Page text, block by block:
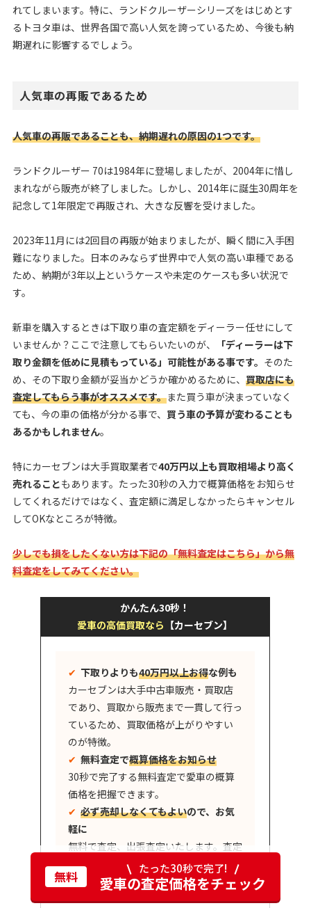
れてしまいます。特に、ランドクルーザーシリーズをはじめとす
るトヨタ車は、世界各国で高い人気を誇っているため、今後も納
期遅れに影響するでしょう。
人気車の再販であるため
人気車の再販であることも、納期遅れの原因の1つです。
ランドクルーザー 70は1984年に登場しましたが、2004年に惜し
まれながら販売が終了しました。しかし、2014年に誕生30周年を
記念して1年限定で再販され、大きな反響を受けました。
2023年11月には2回目の再販が始まりましたが、瞬く間に入手困
難になりました。日本のみならず世界中で人気の高い車種である
ため、納期が3年以上というケースや未定のケースも多い状況で
す。
新車を購入するときは下取り車の査定額をディーラー任せにして
いませんか？ここで注意してもらいたいのが、
「ディーラーは下
取り金額を低めに見積もっている」可能性がある事です。 そのた
め、その下取り金額が妥当かどうか確かめるために、 買取店にも
査定してもらう事がオススメです。また買う車が決まっていなく
ても、今の車の価格が分かる事で、 買う車の予算が変わることも
あるかもしれません。
特にカーセブンは大手買取業者で40万円以上も買取相場より高く
売れることもあります。たった30秒の入力で概算価格をお知らせ
してくれるだけではなく、査定額に満足しなかったらキャンセル
してOKなところが特徴。
少しでも損をしたくない方は下記の「無料査定はこちら」から無
料査定をしてみてください。
かんたん30秒！
愛車の高価買取なら 【カーセブン】
✔︎ 下取りよりも40万円以上お得な例も
カーセブンは大手中古車販売・買取店
であり、買取から販売まで一貫して行っ
ているため、買取価格が上がりやすい
のが特徴。
✔︎ 無料査定で概算価格をお知らせ
30秒で完了する無料査定で愛車の概算
価格を把握できます。
✔︎ 必ず売却しなくてもよいので、お気
軽に
無料で査定、出張査定いたします。査定
額にご満足いただけない場合はもちろ
ん、売らなくてOK
無料 たった30秒で完了!
愛車の査定価格をチェック